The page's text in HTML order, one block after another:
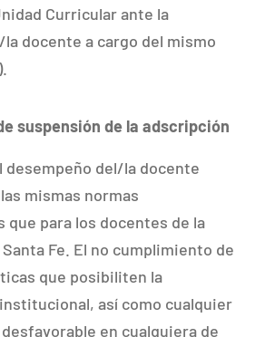
Curricular ante la
docente a cargo del mismo
suspensión de la adscripción
desempeño del/la docente
mismas normas
que para los docentes de la
Fe. El no cumplimiento de
que posibiliten la
así como cualquier
en cualquiera de